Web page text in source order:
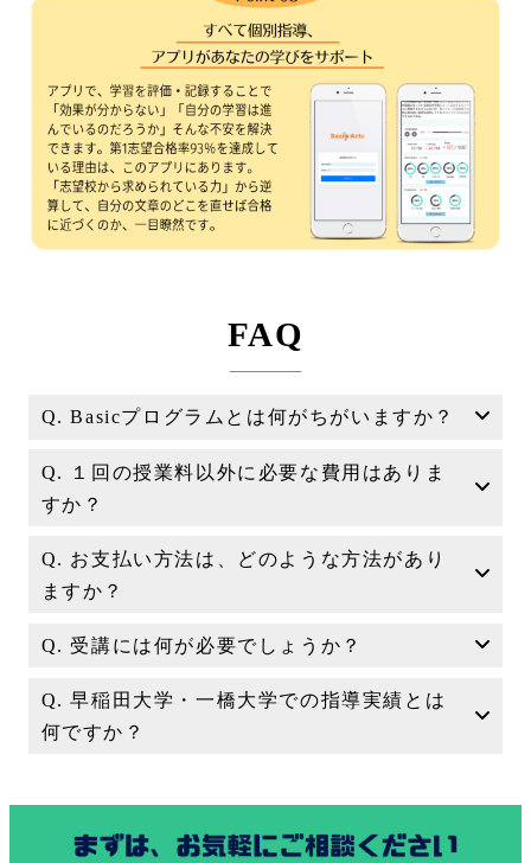
FAQ
Q. Basicプログラムとは何がちがいますか？
Q. １回の授業料以外に必要な費用はありま
すか？
Q. お支払い方法は、どのような方法があり
ますか？
Q. 受講には何が必要でしょうか？
Q. 早稲田大学・一橋大学での指導実績とは
何ですか？